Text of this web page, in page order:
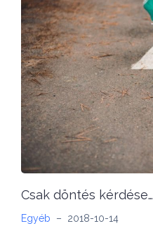
Csak döntés kérdése…
Egyéb – 2018-10-14